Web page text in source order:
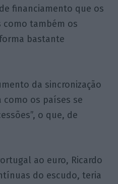
financiamento que os
como também os
bastante
da sincronização
como os países se
o que, de
ao euro, Ricardo
do escudo, teria